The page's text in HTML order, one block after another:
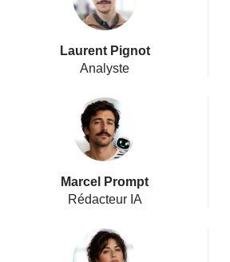
Laurent Pignot
Analyste
Marcel Prompt
Rédacteur IA